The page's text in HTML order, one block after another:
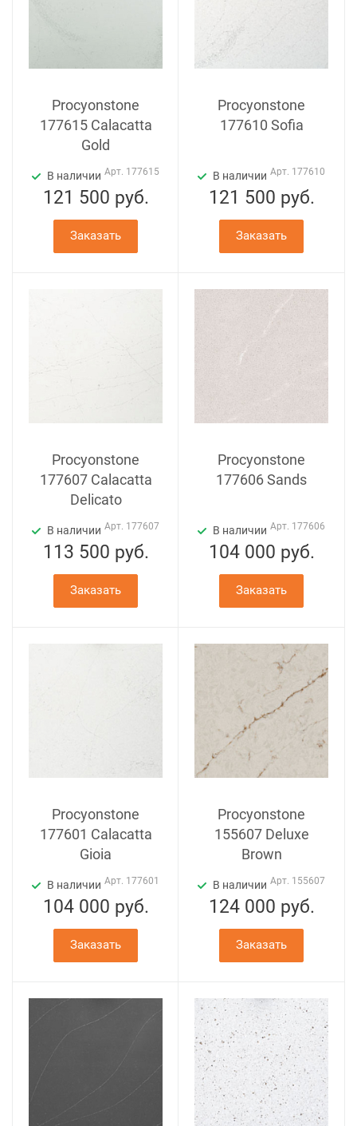
Procyonstone
177615 Calacatta
Gold
В наличии Арт. 177615
121 500 руб.
Заказать
Procyonstone
177610 Sofia
В наличии Арт. 177610
121 500 руб.
Заказать
Procyonstone
177607 Calacatta
Delicato
В наличии Арт. 177607
113 500 руб.
Заказать
Procyonstone
177606 Sands
В наличии Арт. 177606
104 000 руб.
Заказать
Procyonstone
177601 Calacatta
Gioia
В наличии Арт. 177601
104 000 руб.
Заказать
Procyonstone
155607 Deluxe
Brown
В наличии Арт. 155607
124 000 руб.
Заказать